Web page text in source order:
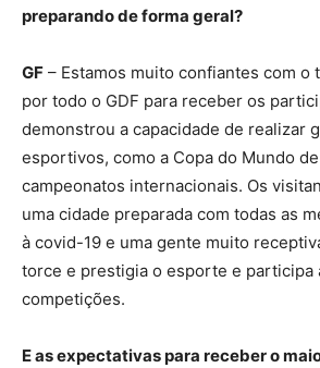
preparando de forma geral?
GF – Estamos muito confiantes com o
por todo o GDF para receber os
demonstrou a capacidade de realizar
esportivos, como a Copa do Mundo
campeonatos internacionais. Os
uma cidade preparada com todas as
à covid-19 e uma gente muito
torce e prestigia o esporte e participa
competições.
E as expectativas para receber o